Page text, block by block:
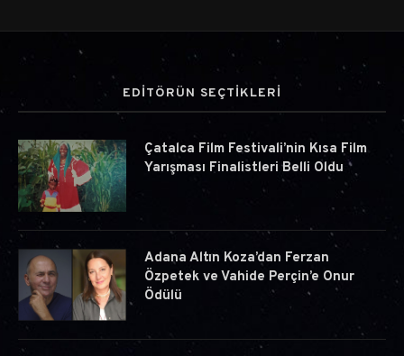
EDİTÖRÜN SEÇTİKLERİ
Çatalca Film Festivali’nin Kısa Film
Yarışması Finalistleri Belli Oldu
Adana Altın Koza’dan Ferzan
Özpetek ve Vahide Perçin’e Onur
Ödülü